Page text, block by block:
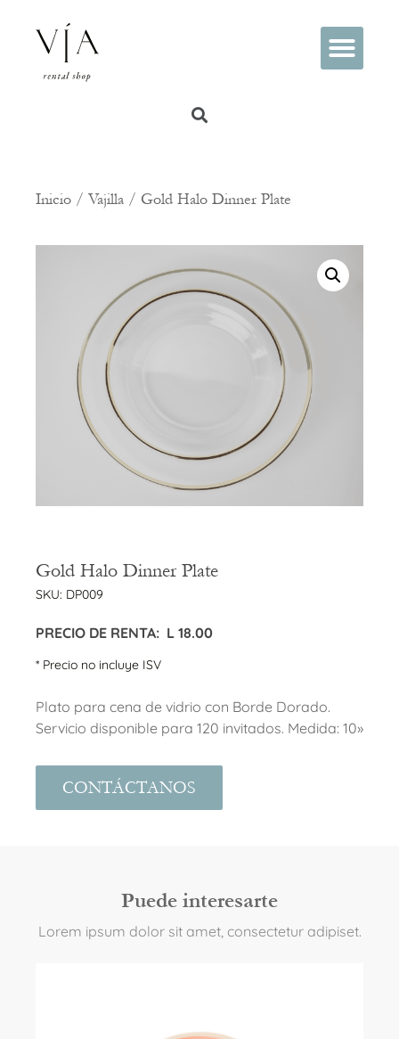
Inicio / Vajilla / Gold Halo Dinner Plate
Gold Halo Dinner Plate
SKU: DP009
PRECIO DE RENTA: L 18.00
* Precio no incluye ISV
Plato para cena de vidrio con Borde Dorado.
Servicio disponible para 120 invitados. Medida: 10»
CONTÁCTANOS
Puede interesarte
Lorem ipsum dolor sit amet, consectetur adipiset.